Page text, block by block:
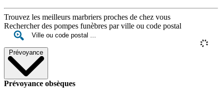
Trouvez les meilleurs marbriers proches de chez vous
Rechercher des pompes funèbres par ville ou code postal
Prévoyance
Prévoyance obsèques